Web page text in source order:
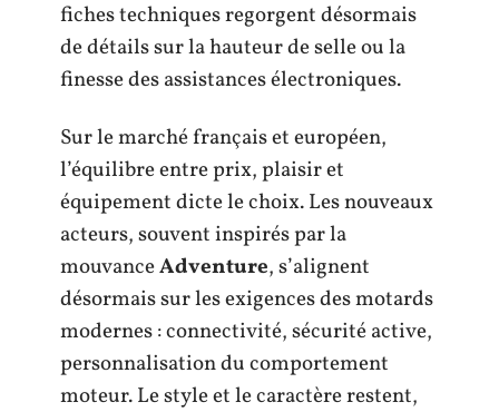
fiches techniques regorgent désormais
de détails sur la hauteur de selle ou la
finesse des assistances électroniques.
Sur le marché français et européen,
l’équilibre entre prix, plaisir et
équipement dicte le choix. Les nouveaux
acteurs, souvent inspirés par la
mouvanceAdventure, s’alignent
désormais sur les exigences des motards
modernes : connectivité, sécurité active,
personnalisation du comportement
moteur. Le style et le caractère restent,